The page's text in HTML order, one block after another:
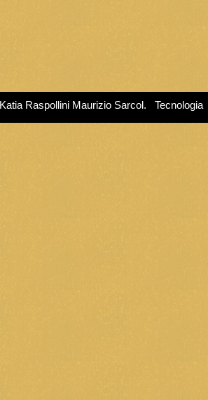
Katia Raspollini Maurizio Sarcol . Tecnologia